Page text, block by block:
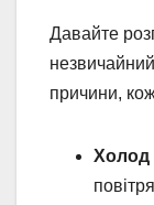
Давайте
причини,
Холод